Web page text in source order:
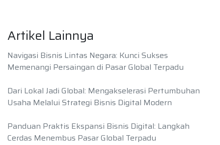
Artikel Lainnya
Navigasi Bisnis Lintas Negara: Kunci Sukses
Memenangi Persaingan di Pasar Global Terpadu
Dari Lokal Jadi Global: Mengakselerasi Pertumbuhan
Usaha Melalui Strategi Bisnis Digital Modern
Panduan Praktis Ekspansi Bisnis Digital: Langkah
Cerdas Menembus Pasar Global Terpadu